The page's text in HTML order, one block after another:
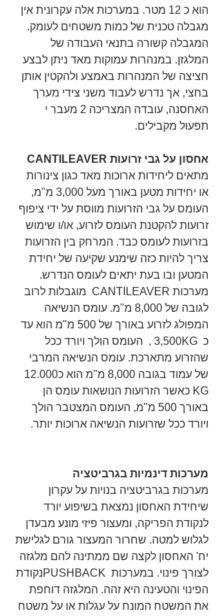
הוא כ 12 מטר. במערכות אלה עקרונית אין
מגבלה טכנית של כמות משטחים לעומק.
המגבלה קשורה בתנאי העבודה של
המלגזן. במנהרות עמוקות מאד ניתן לבצע
חציצה של המנהרות באמצע ולהקטין אותן
בחצי, אך נדרש לעבוד משני צידי מערך
האחסנה, עובדה המצריכה 2 מעבר י
תפעול מקבילים.
אחסון על גבי זרועות CANTILEAVER
מתאים ליחידות ארוכות מאד כגון צינורות
או יחידות מטען באורך מעל 3,000 מ"מ,
העומס על גבי הזרועות מווסת על ידי ציפוף
זרועות להקטנת העומס לזרוע, או/ו שימוש
בזרועות לעומס כבד. המרחק בין הזרועות
צריך להיות כזה שימנע שקיעה של יחידת
המטען ובו בעת יתאים לעומס הנדרש.
מערכות CANTILEAVER  מוגבלות לרוב
לגובה של 8,000 מ"מ. עומס הנשיאה
המפולג לזרוע באורך של 500 מ"מ הוא עד
כ  3,500KG ,  העומס הולך ויורד ככל
שהזרוע מתארכת. עומס הנשיאה המרבי
KG כאשר הזרועות הנושאות עומס הן
באורך 500 מ"מ, העומס המצטבר הולך
ויורד ככל שזרועות הנשיאה ארוכות יותר.
מערכות דינמיות בגרביטציה
מערכות בגרביטציה בנויות על עקרון
שיחידת האחסון נמצאת בשיפוע יורד
לנקודת הפריקה, ומעצור פיזי מונע מבעדן
לגלוש למטה. שחרור המעצור גורם לגלישת
יח' האחסון לקצה שם ממתינה להם מלגזה
לצורך פינוי. במערכות  PUSHBACKנקודת
הפינוי והטעינה היא זהה. המלגזה דוחפת
את המשטח המונח על עגלות או על משטח